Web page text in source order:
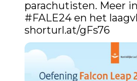
#FALE24
shorturl.at/gFs76